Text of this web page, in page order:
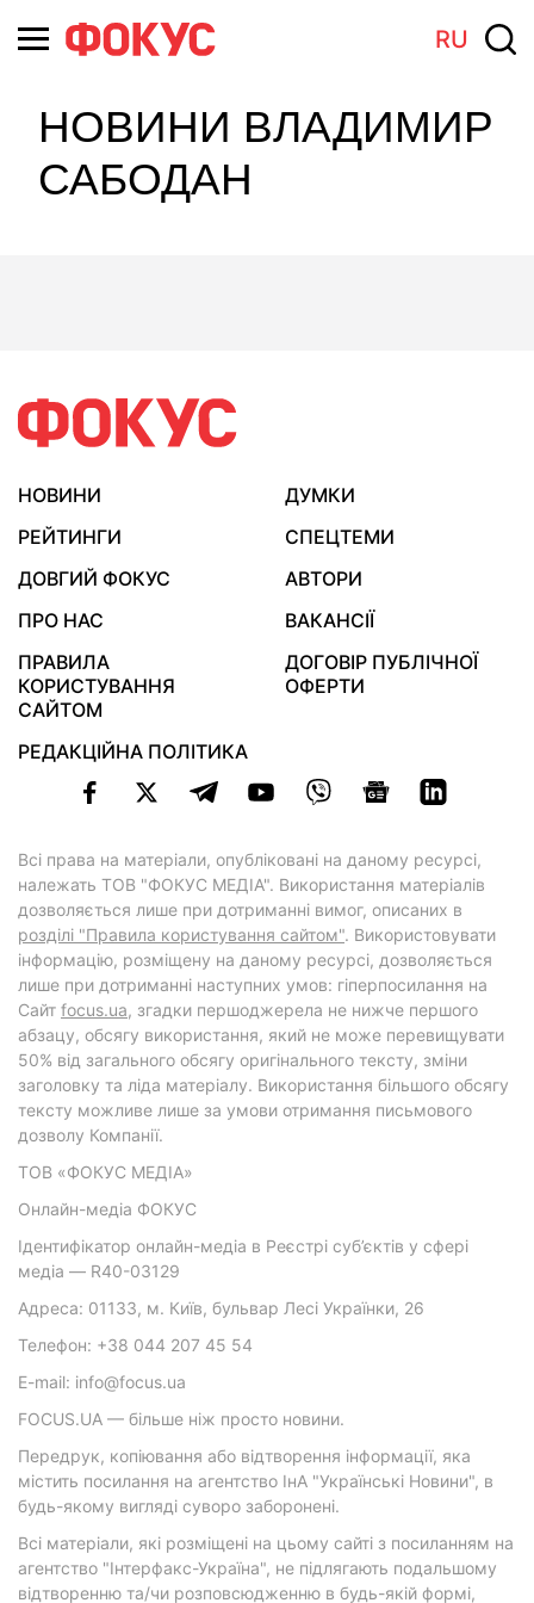
RU
НОВИНИ ВЛАДИМИР
САБОДАН
НОВИНИ
ДУМКИ
РЕЙТИНГИ
СПЕЦТЕМИ
ДОВГИЙ ФОКУС
АВТОРИ
ПРО НАС
ВАКАНСІЇ
ПРАВИЛА
КОРИСТУВАННЯ
САЙТОМ
ДОГОВІР ПУБЛІЧНОЇ
ОФЕРТИ
РЕДАКЦІЙНА ПОЛІТИКА
Всі права на матеріали, опубліковані на даному ресурсі,
належать ТОВ "ФОКУС МЕДІА". Використання матеріалів
дозволяється лише при дотриманні вимог, описаних в
розділі "Правила користування сайтом". Використовувати
інформацію, розміщену на даному ресурсі, дозволяється
лише при дотриманні наступних умов: гіперпосилання на
Cайт focus.ua, згадки першоджерела не нижче першого
абзацу, обсягу використання, який не може перевищувати
50% від загального обсягу оригінального тексту, зміни
заголовку та ліда матеріалу. Використання більшого обсягу
тексту можливе лише за умови отримання письмового
дозволу Компанії.
ТОВ «ФОКУС МЕДІА»
Онлайн-медіа ФОКУС
Ідентифікатор онлайн-медіа в Реєстрі суб’єктів у сфері
медіа — R40-03129
Адреса: 01133, м. Київ, бульвар Лесі Українки, 26
Телефон: +38 044 207 45 54
E-mail: info@focus.ua
FOCUS.UA — більше ніж просто новини.
Передрук, копіювання або відтворення інформації, яка
містить посилання на агентство ІнА "Українські Новини", в
будь-якому вигляді суворо заборонені.
Всі матеріали, які розміщені на цьому сайті з посиланням на
агентство "Інтерфакс-Україна", не підлягають подальшому
відтворенню та/чи розповсюдженню в будь-якій формі,